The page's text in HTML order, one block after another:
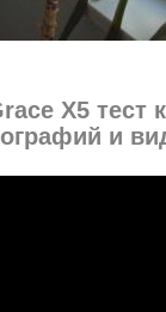
X5
и